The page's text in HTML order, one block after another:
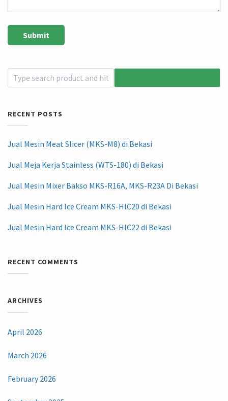
RECENT POSTS
Jual Mesin Meat Slicer (MKS-M8) di Bekasi
Jual Meja Kerja Stainless (WTS-180) di Bekasi
Jual Mesin Mixer Bakso MKS-R16A, MKS-R23A Di Bekasi
Jual Mesin Hard Ice Cream MKS-HIC20 di Bekasi
Jual Mesin Hard Ice Cream MKS-HIC22 di Bekasi
RECENT COMMENTS
ARCHIVES
April 2026
March 2026
February 2026